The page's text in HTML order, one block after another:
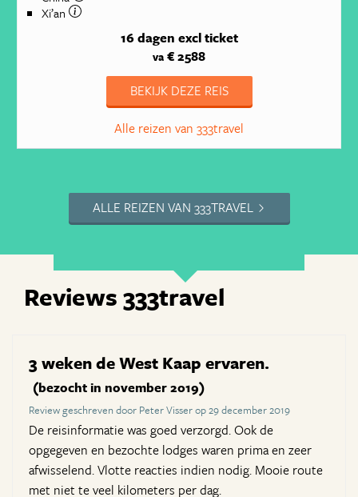
Xi’an
16 dagen excl ticket
va € 2588
BEKIJK DEZE REIS
Alle reizen van 333travel
ALLE REIZEN VAN 333TRAVEL
Reviews 333travel
3 weken de West Kaap ervaren.
(bezocht in november 2019)
Review geschreven door Peter Visser op 29 december 2019
De reisinformatie was goed verzorgd. Ook de
opgegeven en bezochte lodges waren prima en zeer
afwisselend. Vlotte reacties indien nodig. Mooie route
met niet te veel kilometers per dag.